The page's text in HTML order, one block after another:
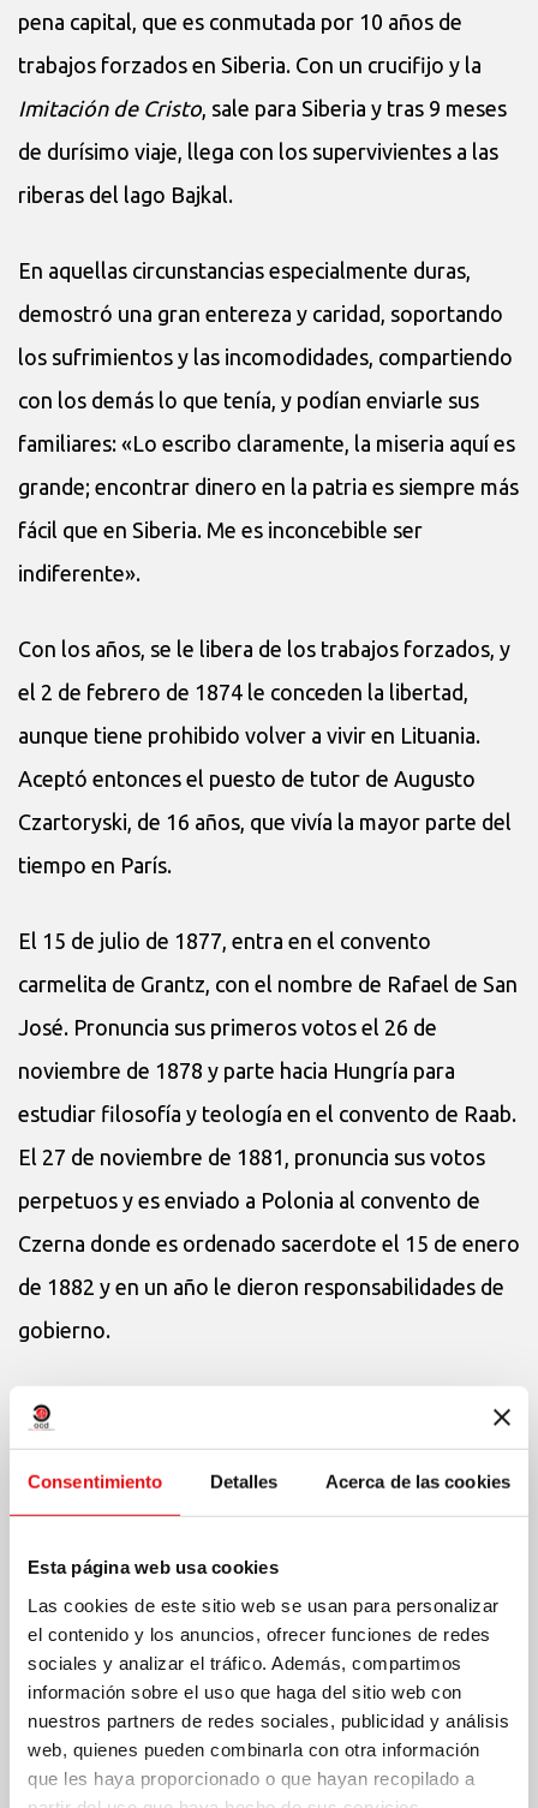
Consentimiento Detalles Acerca de las cookies
Esta página web usa cookies
Las cookies de este sitio web se usan para personalizar
el contenido y los anuncios, ofrecer funciones de redes
sociales y analizar el tráfico. Además, compartimos
información sobre el uso que haga del sitio web con
nuestros partners de redes sociales, publicidad y análisis
web, quienes pueden combinarla con otra información
que les haya proporcionado o que hayan recopilado a
pena capital, que es conmutada por 10 años de
trabajos forzados en Siberia. Con un crucifijo y la
Imitación de Cristo , sale para Siberia y tras 9 meses
de durísimo viaje, llega con los supervivientes a las
riberas del lago Bajkal.
En aquellas circunstancias especialmente duras,
demostró una gran entereza y caridad, soportando
los sufrimientos y las incomodidades, compartiendo
con los demás lo que tenía, y podían enviarle sus
familiares: «Lo escribo claramente, la mi­seria aquí es
grande; encontrar dinero en la patria es siempre más
fácil que en Siberia. Me es inconcebible ser
indiferente».
Con los años, se le libera de los trabajos forzados, y
el 2 de febrero de 1874 le conceden la libertad,
aunque tiene prohibido volver a vivir en Lituania.
Aceptó entonces el puesto de tutor de Augusto
Czartoryski, de 16 años, que vivía la mayor parte del
tiempo en París.
El 15 de julio de 1877, entra en el convento
carmelita de Grantz, con el nombre de Rafael de San
José. Pronuncia sus primeros votos el 26 de
noviembre de 1878 y parte hacia Hungría para
estudiar filosofía y teología en el convento de Raab.
El 27 de noviembre de 1881, pronuncia sus votos
perpetuos y es enviado a Polonia al convento de
Czerna donde es ordenado sacerdote el 15 de enero
de 1882 y en un año le dieron responsabilidades de
gobierno.
Reorganiza la Orden en Polonia y la tercera orden
seglar. Publica algunas biografías. En 1906, toma la
dirección del colegio de teología en Wadowice. Es
confesor. Se dedica con especial interés a tratar a
sus hermanas carmelitas descalzas con gran entrega.
Muere el 15 de noviembre de 1907 en Wadowice.
Fue beatificado en Cracovia el 22 de junio de 1983
por el Papa Juan Pablo II y canonizado en Roma el